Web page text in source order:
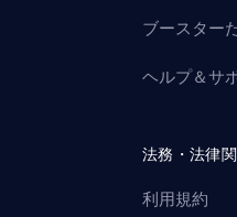
ブースター
ヘルプ＆サ
法務・法律
利用規約